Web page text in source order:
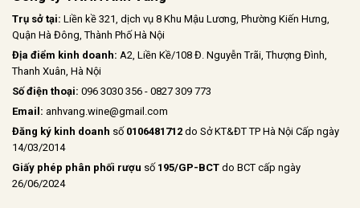
Trụ sở tại: Liền kề 321, dịch vụ 8 Khu Mậu Lương, Phường Kiến Hưng,
Quận Hà Đông, Thành Phố Hà Nội
Địa điểm kinh doanh: A2, Liền Kề/108 Đ. Nguyễn Trãi, Thượng Đình,
Thanh Xuân, Hà Nội
Số điện thoại: 096 3030 356 - 0827 309 773
Email: anhvang.wine@gmail.com
Đăng ký kinh doanh số 0106481712 do Sở KT&ĐT TP Hà Nội Cấp ngày
14/03/2014
Giấy phép phân phối rượu số 195/GP-BCT do BCT cấp ngày
26/06/2024